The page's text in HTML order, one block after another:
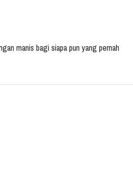
manis bagi siapa pun yang pernah